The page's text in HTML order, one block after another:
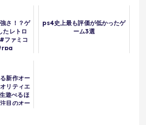
さ！？ゲ
たレトロ
ファミコ
ps4史上最も評価が低かったゲ
ーム3選
新作オー
リティエ
遊べるほ
目のオー